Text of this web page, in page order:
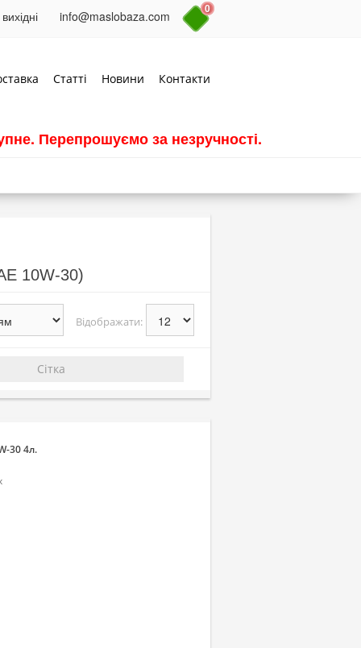
info@maslobaza.com 0
Статті Новини Контакти
Перепрошуємо за незручності.
10W-30)
Відображати:
Сітка
30 4л.